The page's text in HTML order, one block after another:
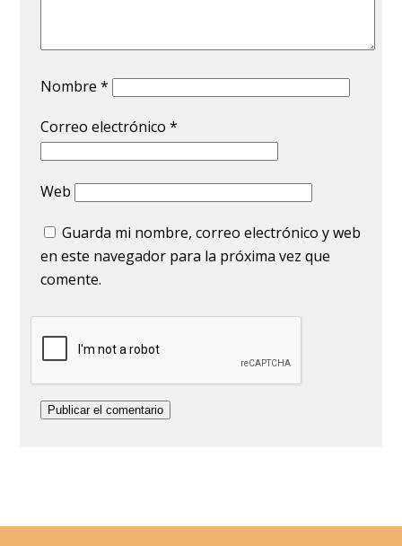
Nombre*
Correo electrónico*
Web
Guarda mi nombre, correo electrónico y web
en este navegador para la próxima vez que
comente.